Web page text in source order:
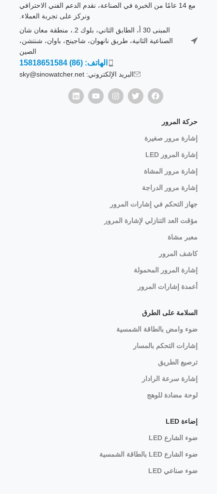
مع 14 عامًا من الخبرة في الصناعة، نقدم الدعم الفني الاحترافي
ونركز على تجربة العملاء.
المبنى 30 أ، الطابق الثاني، بلوك 2.، منطقة معان شان
الصناعية الثانية، طريق نانهوان، شاجينج، باوان، شنتشن،
الصين
الهاتف: (86) 15818651584
البريد الإلكتروني: sky@sinowatcher.net
حركة المرور
إشارة مرور صغيرة
إشارة المرور LED
إشارة مرور المشاة
إشارة مرور الدراجة
جهاز التحكم في إشارات المرور
مؤقت العد التنازلي لإشارة المرور
معبر مشاة
كاشف المرور
إشارة المرور المحمولة
أعمدة إشارات المرور
السلامة على الطرق
ضوء وامض بالطاقة الشمسية
إشارات التحكم بالمسار
ترصيع الطريق
إشارة سرعة الرادار
لوحة مضادة للوهج
إضاءة LED
ضوء الشارع LED
ضوء الشارع LED بالطاقة الشمسية
ضوء صناعي LED